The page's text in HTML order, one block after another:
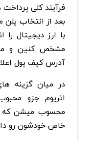
فرآیند کلی
بعد از انتخاب پلن
با ارز دیجیتال را
مشخص کنین و
آدرس کیف پول
در میان گزینه
اتریوم جزو
محسوب میشن که
خاص خودشون رو